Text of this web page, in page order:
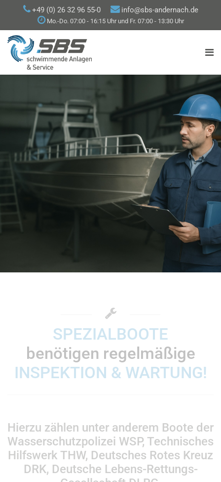
+49 (0) 26 32 96 55-0 info@sbs-andernach.de
Mo.-Do. 07:00 - 16:15 Uhr und Fr. 07:00 - 13:30 Uhr
SPEZIALBOOTE
benötigen regelmäßige
INSPEKTION & WARTUNG!
Hierzu zählen unter anderem Boote der
Wasserschutzpolizei WSP, Technisches
Hilfswerk THW, Deutsches Rotes Kreuz
DRK, Deutsche Lebens-Rettungs-